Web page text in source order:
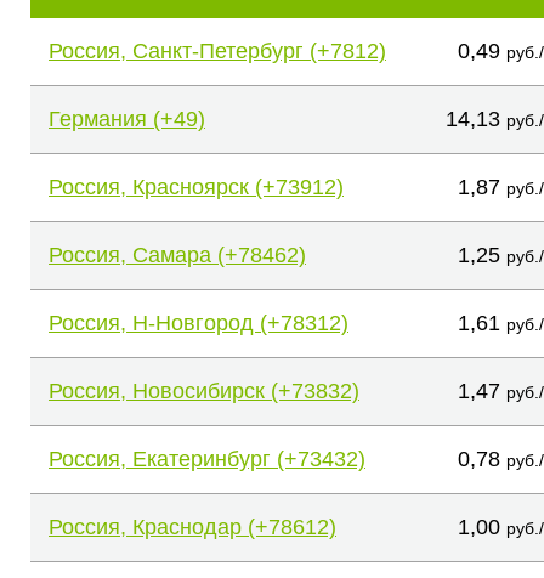
Россия, Санкт-Петербург (+7812) 0,49
Германия (+49) 14,13
Россия, Красноярск (+73912) 1,87
Россия, Самара (+78462) 1,25
Россия, Н-Новгород (+78312) 1,61
Россия, Новосибирск (+73832) 1,47
Россия, Екатеринбург (+73432) 0,78
Россия, Краснодар (+78612) 1,00